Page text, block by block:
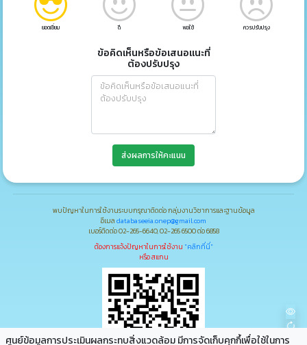
ศูนย์ข้อมูลการประเมินผลกระทบสิ่งแวดล้อม มีการจัดเก็บคุกกึ้เพื่อใช้ในการ
ยอดเยี่ยม ดี พอใช้ ควรปรับปรุง
ข้อคิดเห็นหรือข้อเสนอแนะที่
ต้องปรับปรุง
ส่งผลการให้คะแนน
พบปัญหาในการใช้งานระบบกรุณาติดต่อ กลุ่มงานวิชาการและฐานข้อมูล
อีเมล databaseeia.onep@gmail.com
เบอร์ติดต่อ 02-265-6640, 02-265 6500 ต่อ 6858
ต้องการแจ้งปัญหาในการใช้งาน "คลิกที่นี่"
หรือ สแกน